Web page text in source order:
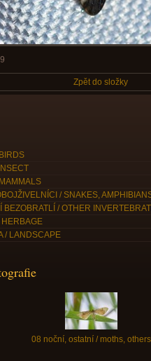
Zpět do složky
/ SNAKES,
BEZOBRATLÍ / OTHER
/ LANDSCAPE
08 noční, ostatní / moths, others